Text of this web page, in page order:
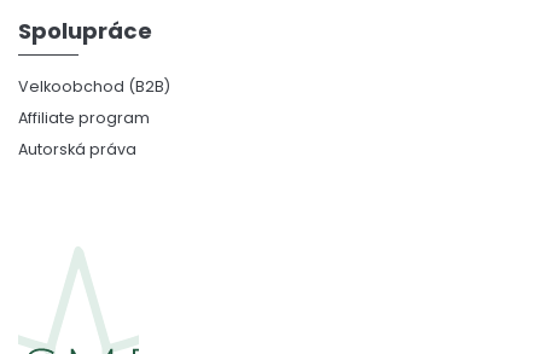
Spolupráce
Velkoobchod (B2B)
Affiliate program
Autorská práva